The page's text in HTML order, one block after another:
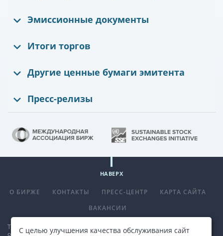
Эмиссионные документы
Итоги торгов
Другие ценные бумаги эмитента
Пресс-релизы
О БИРЖЕ КОНТАКТЫ ПРЕСС-ЦЕНТР
КАРТА САЙТА
ВАКАНСИИ
Телефон +375 (17) 390 14 70
. E-mail:
office@bcse.by .
НАВЕРХ
С целью улучшения качества обслуживания сайт